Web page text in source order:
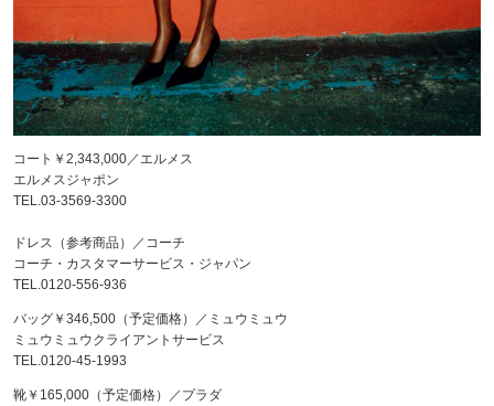
コート￥2,343,000／エルメス
エルメスジャポン
TEL.03-3569-3300
ドレス（参考商品）／コーチ
コーチ・カスタマーサービス・ジャパン
TEL.0120-556-936
バッグ￥346,500（予定価格）／ミュウミュウ
ミュウミュウクライアントサービス
TEL.0120-45-1993
靴￥165,000（予定価格）／プラダ